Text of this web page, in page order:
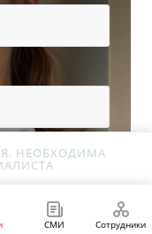
НЕОБХОДИМА
СМИ Сотрудники